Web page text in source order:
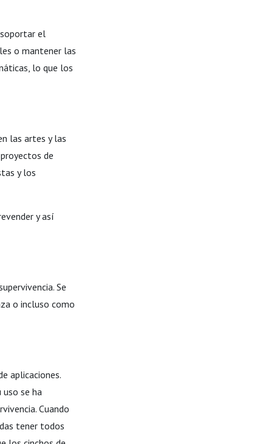
el
o mantener las
lo que los
las artes y las
de
y los
y así
Se
o incluso como
aplicaciones.
se ha
Cuando
tener todos